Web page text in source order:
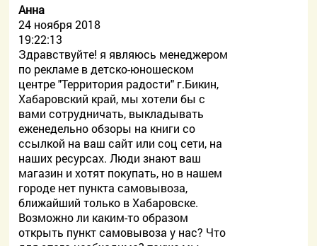
Анна
24 ноября 2018
19:22:13
Здравствуйте! я являюсь менеджером
по рекламе в детско-юношеском
центре "Территория радости" г.Бикин,
Хабаровский край, мы хотели бы с
вами сотрудничать, выкладывать
еженедельно обзоры на книги со
ссылкой на ваш сайт или соц сети, на
наших ресурсах. Люди знают ваш
магазин и хотят покупать, но в нашем
городе нет пункта самовывоза,
ближайший только в Хабаровске.
Возможно ли каким-то образом
открыть пункт самовывоза у нас? Что